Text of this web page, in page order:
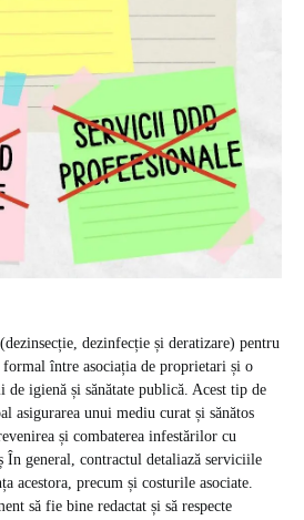
(dezinsecție, dezinfecție și deratizare) pentru
între asociația de proprietari și o
igienă și sănătate publică. Acest tip de
asigurarea unui mediu curat și sănătos
și combaterea infestărilor cu
În general, contractul detaliază serviciile
acestora, precum și costurile asociate.
să fie bine redactat și să respecte